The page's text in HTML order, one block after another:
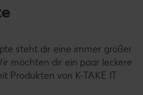
steht dir eine immer größer
möchten dir ein paar leckere
Produkten von K-TAKE IT